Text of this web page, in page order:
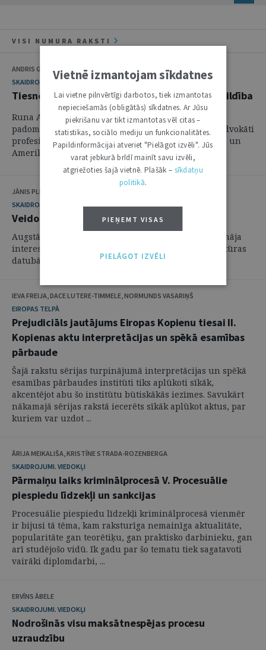
VISI NUMURA RAKSTI
ANDRIS GUĻĀNS
SKAIDROJUMI. VIEDOKĻI
Tiesnešu un advokātu ētika, uzvedība un atbildība
Runa Augstākās tiesas un Amerikas Tiesu advokātu
padomes starptautiskajā konferencē "Tiesneši un advokāti
profesiju saskarsmē: kopīgais un atšķirīgais Latvijas un
Amerikas tiesību sistēmā" 8.jūnijā
JĀNIS PLEPS
SKAIDROJUMI. VIEDOKĻI
Veido judikatūras datubāzi
Augstākā tiesa un Tieslietu ministrija 28.jūnijā aicināja
interesentus uz Tiesu informācijas sistēmas Judikatūras
datubāzes prezentāciju.
IEVA FREIJA, DACE LUTERE-TIMMELE, NORMUNDS VASARIŅŠ
EIROPAS TELPĀ
Prejudiciāls jautājums Eiropas Kopienu tiesai II.
Kopienas aktu interpretācijas un spēkā esamības
pārbaude
Šajā rakstu sērijas turpinājumā interpretācijas un spēkā
esamības pārbaudes institūti tiks aplūkoti sīkāk,
akcentējot abu šo institūtu būtiskākās iezīmes. Savukārt
nākamajā sērijas rakstā iecerēts sīkāk aplūkot aktus, par
kuriem var uzdot ...
ĀRIJA MEIKALIŠA, KRISTĪNE STRADA-ROZENBERGA
SKAIDROJUMI. VIEDOKĻI
Pārmaiņu laiks kriminālprocesā V. Procesuālie
piespiedu līdzekļi un sankcijas
Procesuālie piespiedu līdzekļi kriminālprocesā vienmēr
ir bijusi tā tēma, kam raksturīga nemainīga aktualitāte,
popularitāte gan teorētiķu, gan praktisko darbinieku, gan
arī studējošo vidū. Ik gadu par šo tematu tiek sagatavoti
vairāki diplomdarbi, ...
ERVĪNS ĀBELE
SKAIDROJUMI. VIEDOKĻI
Nodrošinās visu maksātnespējas procesu
uzraudzību
Vietnē izmantojam sīkdatnes
Lai vietne pilnvērtīgi darbotos, tiek izmantotas
nepieciešamās (obligātās) sīkdatnes. Ar Jūsu
piekrišanu var tikt izmantotas vēl citas –
statistikas, sociālo mediju un funkcionalitātes.
Papildinformācijai atveriet "Pielāgot izvēli". Jūs
varat jebkurā brīdī mainīt savu izvēli,
atgriežoties šajā vietnē. Plašāk – sīkdatņu
politikā.
PIEŅEMT VISAS
PIELĀGOT IZVĒLI